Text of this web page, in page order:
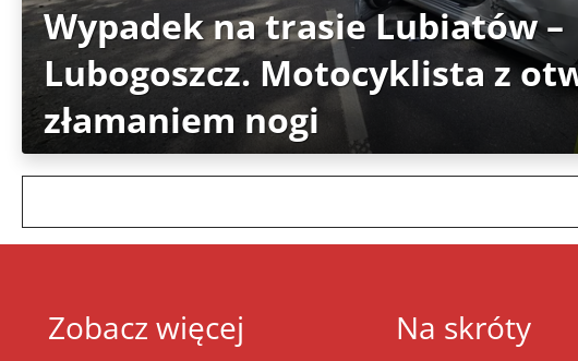
Wypadek na trasie Lubiatów –
Lubogoszcz. Motocyklista z
złamaniem nogi
Zobacz więcej Na skróty